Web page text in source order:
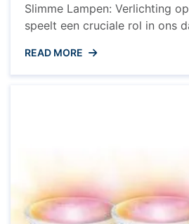
Slimme Lampen: Verlichting
speelt een cruciale rol in ons
transformeren. Met de
technologieën is het mogelijk
READ MORE